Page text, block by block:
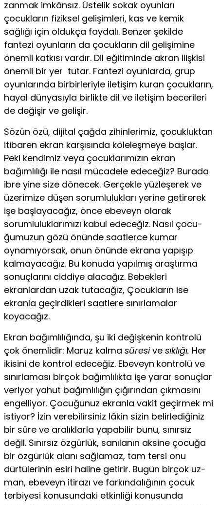
zanmak imkânsız. Üstelik sokak oyunları
çocukların fiziksel gelişimleri, kas ve kemik
sağlığı için oldukça faydalı. Benzer şekilde
fantezi oyunların da çocukla­rın dil gelişimine
önemli katkısı vardır. Dil eğitiminde akran ilişkisi
önemli bir yer tutar. Fantezi oyunlarda, grup
oyunlarında birbirleriyle iletişim kuran çocukla­rın,
hayal dünyasıyla birlikte dil ve iletişim becerileri
de değişir ve gelişir.
Sözün özü, dijital çağda zihinlerimiz, çocukluktan
itibaren ekran karşısında köleleşmeye başlar.
Peki ken­dimiz veya çocuklarımızın ekran
bağımlılığı ile nasıl mücadele edeceğiz? Burada
ibre yine size dönecek. Gerçekle yüzleşerek ve
üzerimize düşen sorumluluk­ları yerine getirerek
işe başlayacağız, önce ebeveyn olarak
sorumluluklarımızı kabul edeceğiz. Nasıl çocu­
ğumuzun gözü önünde saatlerce kumar
oynamıyorsak, onun önünde ekrana yapışıp
kalmayacağız. Bu konu­da yapılmış araştırma
sonuçlarını ciddiye alacağız. Bebekleri
ekranlardan uzak tutacağız, Çocukların ise
ekranla geçirdikleri saatlere sınırlamalar
koyacağız.
Ekran bağımlılığında, şu iki değişkenin kontrolü
çok önemlidir: Maruz kalma süresive sıklığı. Her
ikisini de kontrol edeceğiz. Ebeveyn kontrolü ve
sınırlaması bir­çok bağımlılıkta işe yarar sonuçlar
veriyor yahut ba­ğımlılığın çığırından çıkmasını
engelliyor. Çocuğunuz ekranla vakit geçirmek mi
istiyor? İzin verebilirsiniz lâkin sizin belirlediğiniz
bir süre ve aralıklarla yapa­bilir bunu, sınırsız
değil. Sınırsız özgürlük, sanılanın aksine çocuğa
bir özgürlük alanı sağlamaz, tam tersi onu
dürtülerinin esiri haline getirir. Bugün birçok uz­
man, ebeveyn itirazı ve farkındalığının çocuk
terbiyesi konusundaki etkinliği konusunda